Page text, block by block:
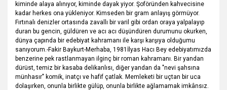
kiminde alaya alınıyor, kiminde dayak yiyor. Şoföründen kahvecisine
kadar herkes ona yükleniyor. Kimseden bir gram anlayış görmüyor.
Fırtınalı denizler ortasında zavallı bir varil gibi ordan oraya yalpalayıp
duran bu gencin, güldüren ve acı acı düşündüren durumunu okurken,
dünya çapında bir edebiyat kahramanı ile karşı karşıya olduğumu
sanıyorum.-Fakir Baykurt-Merhaba, 1981İlyas Hacı Bey edebiyatımızda
benzerine pek rastlanmayan ilginç bir roman kahramanı. Bir yandan
dürüst, temiz bir kasaba delikanlısı, diğer yandan da "nevi şahsına
münhasır" komik, inatçı ve hafif çatlak. Memleketi bir uçtan bir uca
dolaşırken, onunla birlikte gülüp, onunla birlikte ağlamamak imkânsız.